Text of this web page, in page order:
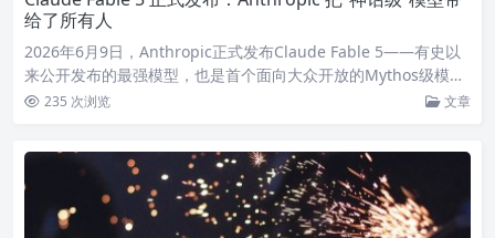
给了所有人
2026年6月9日，Anthropic正式发布Claude Fable 5——有史以
来公开发布的最强模型，也是首个面向大众开放的Mythos级模
型。在软件工程、知识工作、视觉理解等多维度达到新SOTA。
235 次浏览 文章